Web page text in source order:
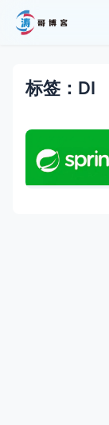
标签：DI